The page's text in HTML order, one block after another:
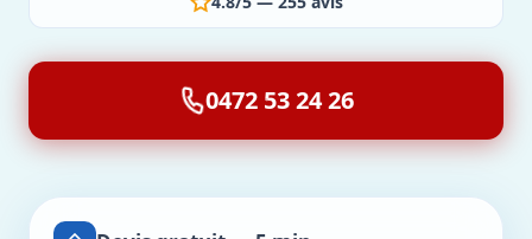
0472 53 24 26